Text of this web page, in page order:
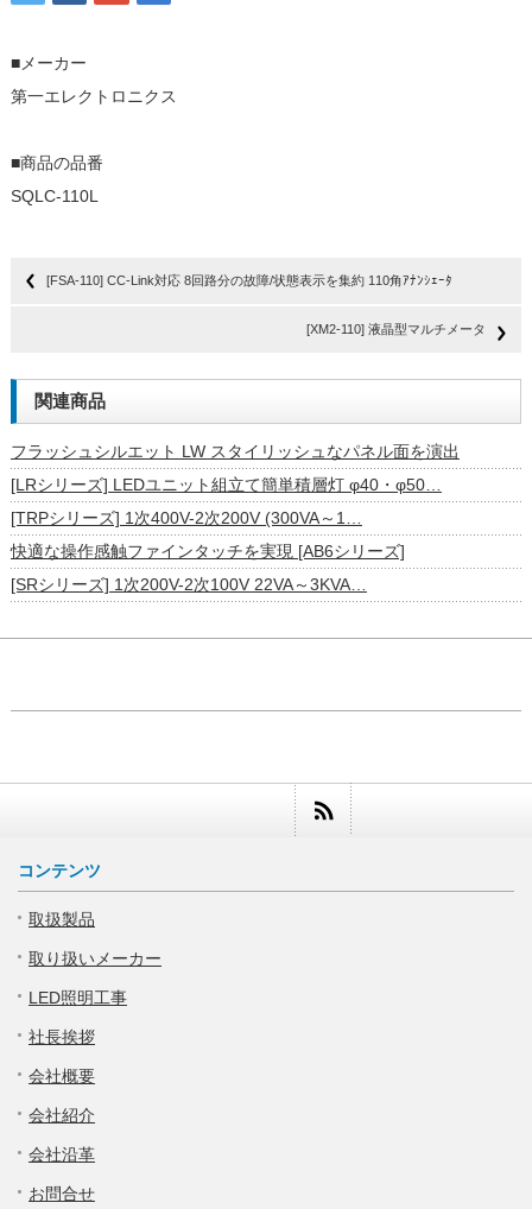
■メーカー
第一エレクトロニクス
■商品の品番
SQLC-110L
[FSA-110] CC-Link対応 8回路分の故障/状態表示を集約 110角ｱﾅﾝｼｪｰﾀ
[XM2-110] 液晶型マルチメータ
関連商品
フラッシュシルエット LW スタイリッシュなパネル面を演出
[LRシリーズ] LEDユニット組立て簡単積層灯 φ40・φ50…
[TRPシリーズ] 1次400V-2次200V (300VA～1…
快適な操作感触ファインタッチを実現 [AB6シリーズ]
[SRシリーズ] 1次200V-2次100V 22VA～3KVA…
コンテンツ
取扱製品
取り扱いメーカー
LED照明工事
社長挨拶
会社概要
会社紹介
会社沿革
お問合せ